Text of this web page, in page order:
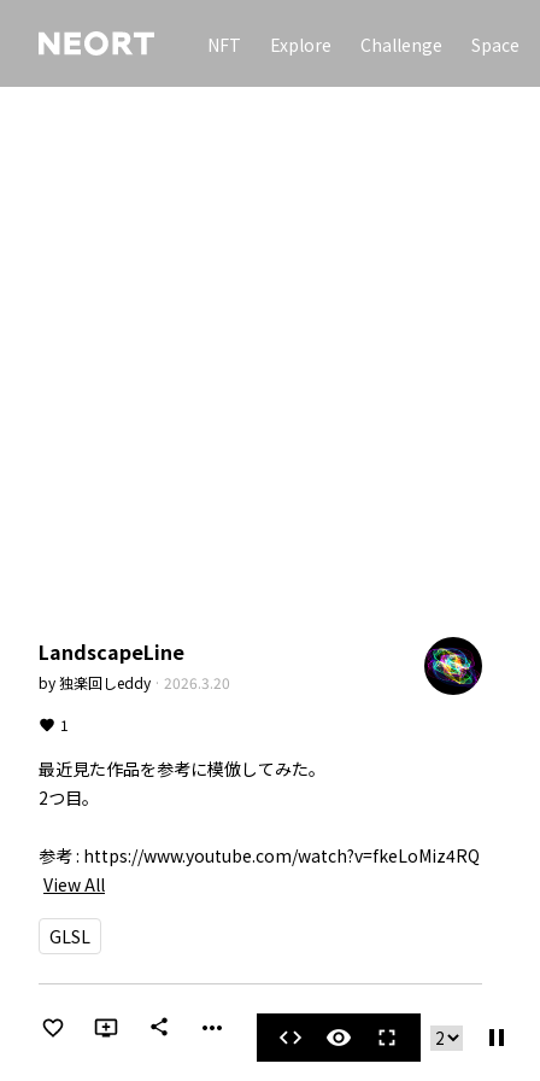
NFT Explore Challenge Space
LandscapeLine
by独楽回しeddy · 2026.3.20
1
最近見た作品を参考に模倣してみた。
2つ目。
参考 : https://www.youtube.com/watch?v=fkeLoMiz4RQ
View All
GLSL
share more_horiz code visibility fullscreen pause